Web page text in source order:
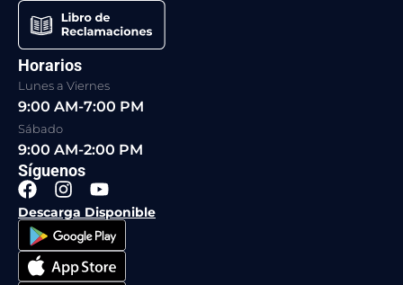
Horarios
Lunes a Viernes
9:00 AM-7:00 PM
Sábado
9:00 AM-2:00 PM
Síguenos
F
a
c
e
b
I
n
s
t
a
Y
o
u
t
u
Descarga Disponible